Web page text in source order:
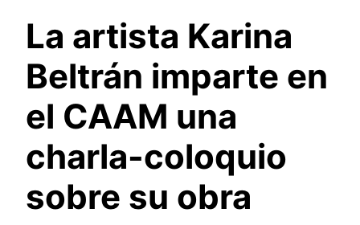
La artista Karina
Beltrán imparte en
el CAAM una
charla-coloquio
sobre su obra